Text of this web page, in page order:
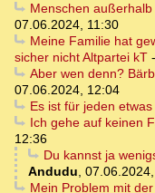
Menschen
07.06.2024, 11:30
Meine Familie hat
sicher nicht Altpartei kT -
Aber wen denn?
07.06.2024, 12:04
Es ist für jeden
Ich gehe auf keinen
12:36
Du kannst ja
Andudu,
Mein Problem mit der